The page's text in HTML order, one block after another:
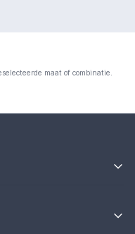
maat of combinatie.